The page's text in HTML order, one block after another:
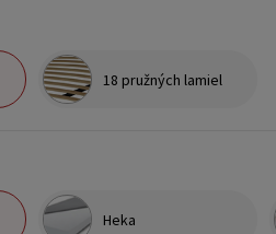
18 pružných lamiel
Heka